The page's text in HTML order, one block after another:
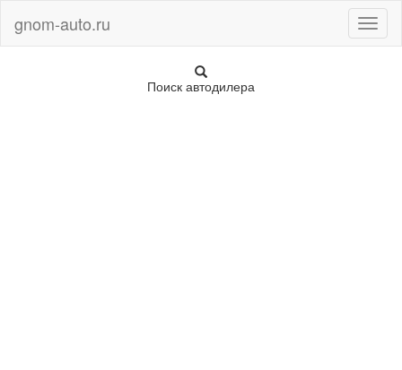
gnom-auto.ru
Поиск автодилера